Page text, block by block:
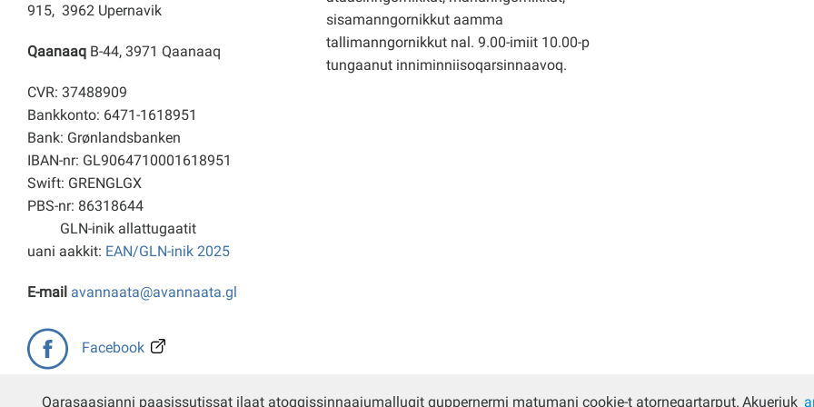
915, 3962 Upernavik
Qaanaaq B-44, 3971 Qaanaaq
CVR: 37488909
Bankkonto: 6471-1618951
Bank: Grønlandsbanken
IBAN-nr: GL9064710001618951
Swift: GRENGLGX
PBS-nr: 86318644
GLN-inik allattugaatit
uani aakkit: EAN/GLN-inik 2025
E-mail avannaata@avannaata.gl
Facebook
sisamanngornikkut aamma
tallimanngornikkut nal. 9.00-imiit 10.00-p
tungaanut inniminniisoqarsinnaavoq.
Qarasaasianni paasissutissat ilaat atoqqissinnaajumallugit quppernermi matumani cookie-t atorneqartarput. Akueriuk